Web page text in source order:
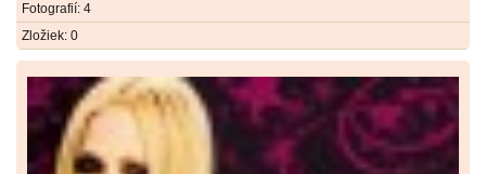
Fotografií: 4
Zložiek: 0